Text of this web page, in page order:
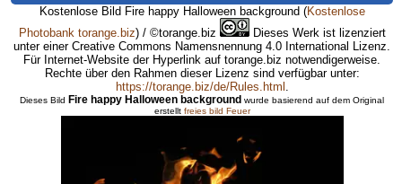
Kostenlose Bild Fire happy Halloween background (Kostenlose
Photobank torange.biz) / ©torange.biz
Dieses Werk ist lizenziert
unter einer Creative Commons Namensnennung 4.0 International Lizenz.
Für Internet-Website der Hyperlink auf torange.biz notwendigerweise.
Rechte über den Rahmen dieser Lizenz sind verfügbar unter:
https://torange.biz/de/Rules.html
Dieses Bild Fire happy Halloween background wurde basierend auf dem Original
erstellt freies bild Feuer